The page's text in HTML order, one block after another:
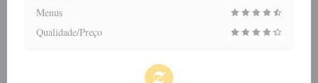
Menus
Qualidade/Preço